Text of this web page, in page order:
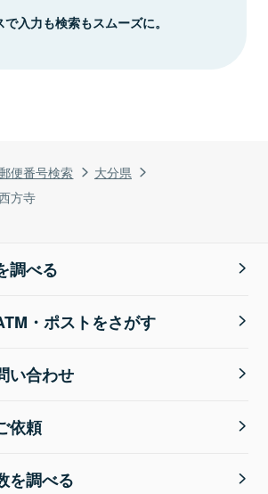
便番号検索
大分県
方寺
入力も検索もスムーズに。
調べる
・ポストをさがす
い合わせ
依頼
を調べる